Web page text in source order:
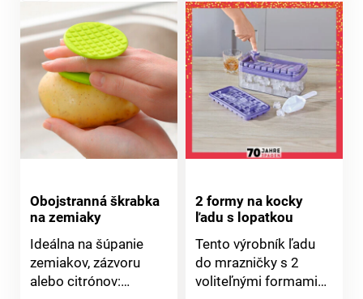
melónov do 20 cm.
Rozmery: 35 x 31 x 7
cm.
Obojstranná škrabka
na zemiaky
Ideálna na šúpanie
zemiakov, zázvoru
alebo citrónov:
2 formy na kocky
ľadu s lopatkou
Tento výrobník ľadu
do mrazničky s 2
voliteľnými formami